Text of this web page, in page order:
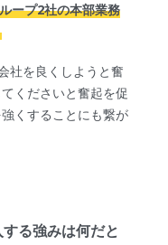
ープ2社の本部業務
社を良くしようと奮
くださいと奮起を促
くすることにも繋が
る強みは何だと